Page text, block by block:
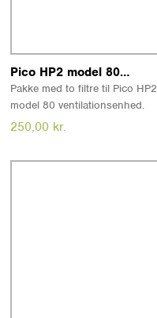
Læs merePico HP2 model 80 filtre
Pakke med to filtre til Pico HP2
model 80 ventilationsenhed.
Filtrene kan rengøres, men bør
250,00 kr.